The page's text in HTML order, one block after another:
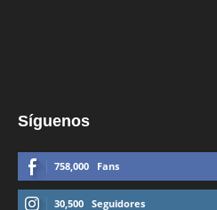
Síguenos
758,000 Fans
30,500 Seguidores